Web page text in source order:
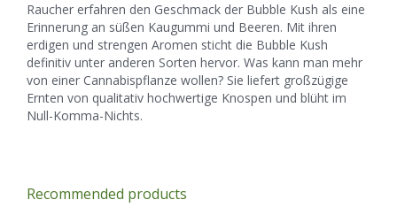
Raucher erfahren den Geschmack der Bubble Kush als eine
Erinnerung an süßen Kaugummi und Beeren. Mit ihren
erdigen und strengen Aromen sticht die Bubble Kush
definitiv unter anderen Sorten hervor. Was kann man mehr
von einer Cannabispflanze wollen? Sie liefert großzügige
Ernten von qualitativ hochwertige Knospen und blüht im
Null-Komma-Nichts.
Recommended products